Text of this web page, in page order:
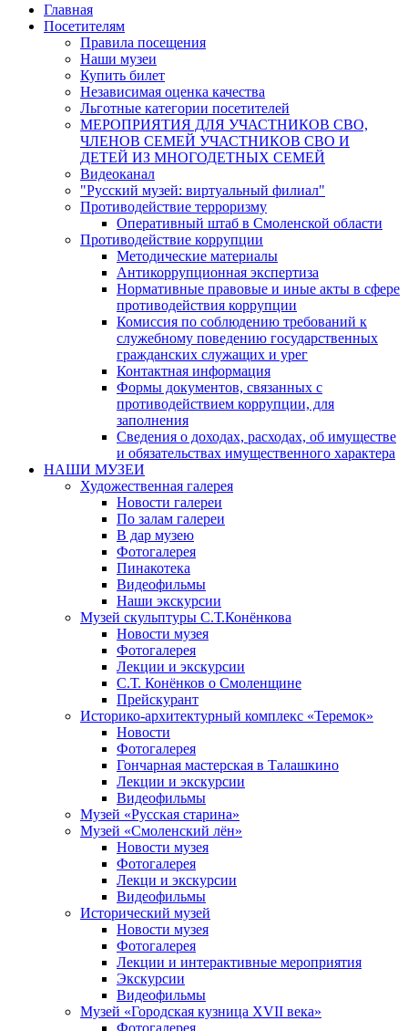
Главная
Посетителям
Правила посещения
Наши музеи
Купить билет
Независимая оценка качества
Льготные категории посетителей
МЕРОПРИЯТИЯ ДЛЯ УЧАСТНИКОВ СВО,
ЧЛЕНОВ СЕМЕЙ УЧАСТНИКОВ СВО И
ДЕТЕЙ ИЗ МНОГОДЕТНЫХ СЕМЕЙ
Видеоканал
"Русский музей: виртуальный филиал"
Противодействие терроризму
Оперативный штаб в Смоленской области
Противодействие коррупции
Методические материалы
Антикоррупционная экспертиза
Нормативные правовые и иные акты в сфере
противодействия коррупции
Комиссия по соблюдению требований к
служебному поведению государственных
гражданских служащих и урег
Контактная информация
Формы документов, связанных с
противодействием коррупции, для
заполнения
Сведения о доходах, расходах, об имуществе
и обязательствах имущественного характера
НАШИ МУЗЕИ
Художественная галерея
Новости галереи
По залам галереи
В дар музею
Фотогалерея
Пинакотека
Видеофильмы
Наши экскурсии
Музей скульптуры С.Т.Конёнкова
Новости музея
Фотогалерея
Лекции и экскурсии
С.Т. Конёнков о Смоленщине
Прейскурант
Историко-архитектурный комплекс «Теремок»
Новости
Фотогалерея
Гончарная мастерская в Талашкино
Лекции и экскурсии
Видеофильмы
Музей «Русская старина»
Музей «Смоленский лён»
Новости музея
Фотогалерея
Лекци и экскурсии
Видеофильмы
Исторический музей
Новости музея
Фотогалерея
Лекции и интерактивные мероприятия
Экскурсии
Видеофильмы
Музей «Городская кузница XVII века»
Фотогалерея